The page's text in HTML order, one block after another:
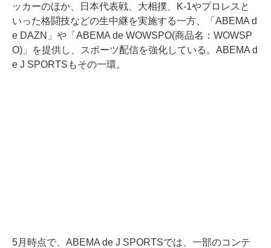
ッカーのほか、日本代表戦、大相撲、K-1やプロレスと
いった格闘技などの生中継を実施する一方、「ABEMA d
e DAZN」や「ABEMA de WOWSPO(商品名：WOWSP
O)」を提供し、スポーツ配信を強化している。ABEMA d
e J SPORTSもその一環。
5月時点で、ABEMA de J SPORTSでは、一部のコンテ